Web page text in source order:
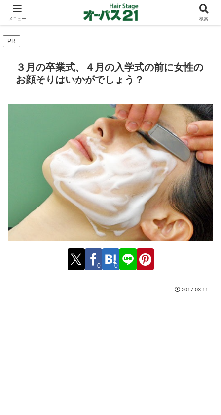
ショートカットとボブスタイルのお客様が多い東大阪のヘアーサロン 店長の与
太話
PR
３月の卒業式、４月の入学式の前に女性の
お顔そりはいかがでしょう？
0 0
2017.03.11
メニュー 検索